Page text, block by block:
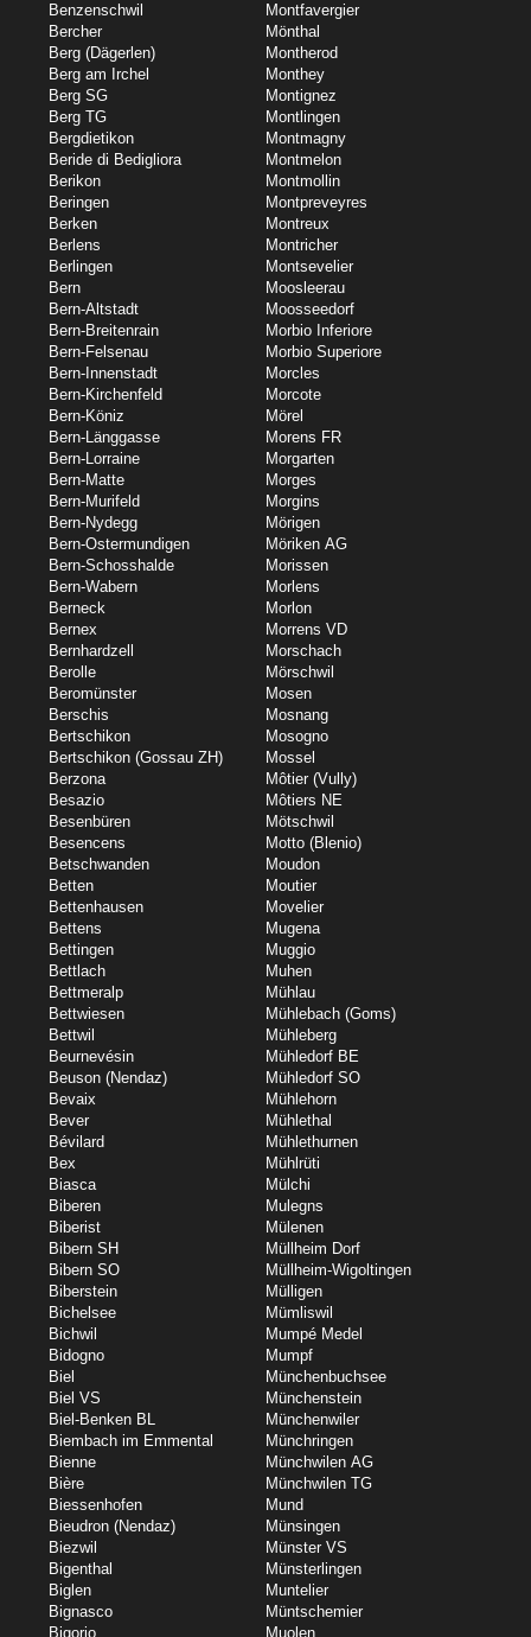
Benzenschwil
Bercher
Berg (Dägerlen)
Berg am Irchel
Berg SG
Berg TG
Bergdietikon
Beride di Bedigliora
Berikon
Beringen
Berken
Berlens
Berlingen
Bern
Bern-Altstadt
Bern-Breitenrain
Bern-Felsenau
Bern-Innenstadt
Bern-Kirchenfeld
Bern-Köniz
Bern-Länggasse
Bern-Lorraine
Bern-Matte
Bern-Murifeld
Bern-Nydegg
Bern-Ostermundigen
Bern-Schosshalde
Bern-Wabern
Berneck
Bernex
Bernhardzell
Berolle
Beromünster
Berschis
Bertschikon
Bertschikon (Gossau ZH)
Berzona
Besazio
Besenbüren
Besencens
Betschwanden
Betten
Bettenhausen
Bettens
Bettingen
Bettlach
Bettmeralp
Bettwiesen
Bettwil
Beurnevésin
Beuson (Nendaz)
Bevaix
Bever
Bévilard
Bex
Biasca
Biberen
Biberist
Bibern SH
Bibern SO
Biberstein
Bichelsee
Bichwil
Bidogno
Biel
Biel VS
Biel-Benken BL
Biembach im Emmental
Bienne
Bière
Biessenhofen
Bieudron (Nendaz)
Biezwil
Bigenthal
Biglen
Bignasco
Bigorio
Montfavergier
Mönthal
Montherod
Monthey
Montignez
Montlingen
Montmagny
Montmelon
Montmollin
Montpreveyres
Montreux
Montricher
Montsevelier
Moosleerau
Moosseedorf
Morbio Inferiore
Morbio Superiore
Morcles
Morcote
Mörel
Morens FR
Morgarten
Morges
Morgins
Mörigen
Möriken AG
Morissen
Morlens
Morlon
Morrens VD
Morschach
Mörschwil
Mosen
Mosnang
Mosogno
Mossel
Môtier (Vully)
Môtiers NE
Mötschwil
Motto (Blenio)
Moudon
Moutier
Movelier
Mugena
Muggio
Muhen
Mühlau
Mühlebach (Goms)
Mühleberg
Mühledorf BE
Mühledorf SO
Mühlehorn
Mühlethal
Mühlethurnen
Mühlrüti
Mülchi
Mulegns
Mülenen
Müllheim Dorf
Müllheim-Wigoltingen
Mülligen
Mümliswil
Mumpé Medel
Mumpf
Münchenbuchsee
Münchenstein
Münchenwiler
Münchringen
Münchwilen AG
Münchwilen TG
Mund
Münsingen
Münster VS
Münsterlingen
Muntelier
Müntschemier
Muolen